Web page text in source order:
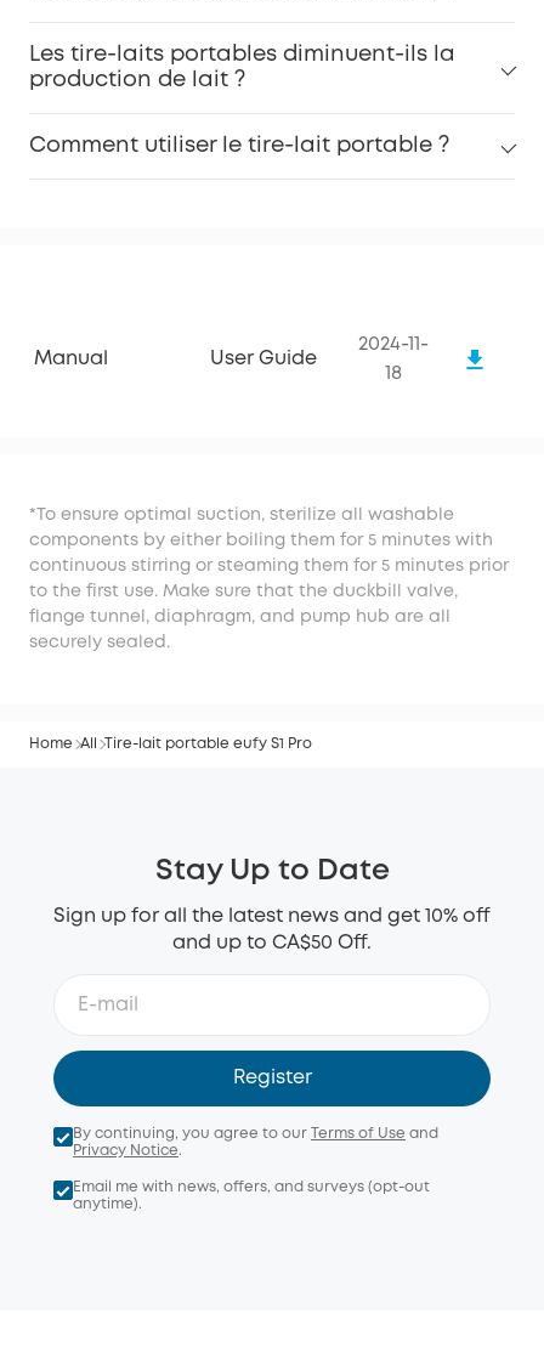
Les tire-laits portables diminuent-ils la
production de lait ?
Comment utiliser le tire-lait portable ?
Manual User Guide
2024-11-
18
*To ensure optimal suction, sterilize all washable
components by either boiling them for 5 minutes with
continuous stirring or steaming them for 5 minutes prior
to the first use. Make sure that the duckbill valve,
flange tunnel, diaphragm, and pump hub are all
securely sealed.
Home All Tire-lait portable eufy S1 Pro
Stay Up to Date
Sign up for all the latest news and get 10% off
and up to CA$50 Off.
Register
By continuing, you agree to our Terms of Use and
Privacy Notice.
Email me with news, offers, and surveys (opt-out
anytime).